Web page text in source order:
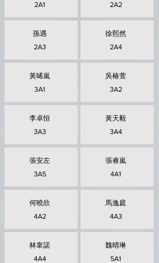
2A1
孫遇
2A3
黃晞嵐
3A1
李卓恒
3A3
張安左
3A5
何曉欣
4A2
林韋諾
4A4
2A2
徐熙然
2A4
吳椿萱
3A2
黃天毅
3A4
張睿嵐
4A1
馬逸庭
4A3
魏晴琳
5A1